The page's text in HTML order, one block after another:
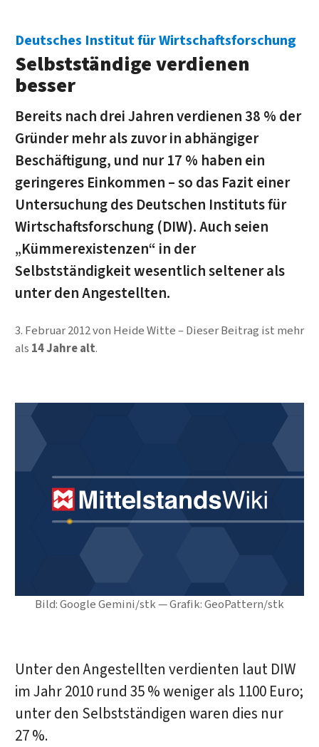
Bild: Google Gemini/stk — Grafik: GeoPattern/stk
Deutsches Institut für Wirtschaftsforschung
Selbstständige verdienen
besser
Bereits nach drei Jahren verdienen 38 % der
Gründer mehr als zuvor in abhängiger
Beschäftigung, und nur 17 % haben ein
geringeres Einkommen – so das Fazit einer
Untersuchung des Deutschen Instituts für
Wirtschaftsforschung (DIW). Auch seien
„Kümmerexistenzen“ in der
Selbstständigkeit wesentlich seltener als
unter den Angestellten.
3. Februar 2012von Heide Witte
Dieser Beitrag ist mehr
als 14 Jahre alt.
Unter den Angestellten verdienten laut DIW
im Jahr 2010 rund 35 % weniger als 1100 Euro;
unter den Selbstständigen waren dies nur
27 %.